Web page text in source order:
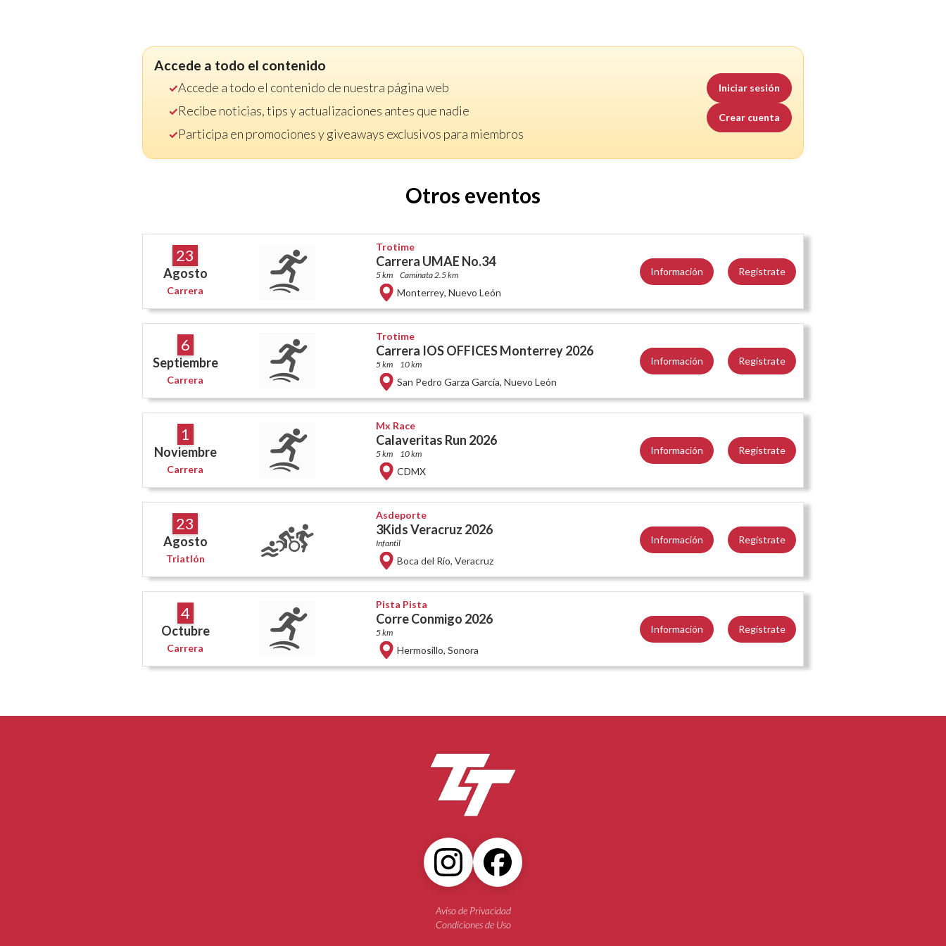
Accede a todo el contenido
Accede a todo el contenido de nuestra página web
Recibe noticias, tips y actualizaciones antes que nadie
Participa en promociones y giveaways exclusivos para miembros
Iniciar sesión
Crear cuenta
Otros eventos
23
Agosto
Carrera
Trotime
Carrera UMAE No.34
5 km Caminata 2.5 km
Monterrey, Nuevo León
Información Regístrate
6
Septiembre
Carrera
Trotime
Carrera IOS OFFICES Monterrey 2026
5 km 10 km
San Pedro Garza García, Nuevo León
Información Regístrate
1
Noviembre
Carrera
Mx Race
Calaveritas Run 2026
5 km 10 km
CDMX
Información Regístrate
23
Agosto
Triatlón
Asdeporte
3Kids Veracruz 2026
Infantil
Boca del Río, Veracruz
Información Regístrate
4
Octubre
Carrera
Pista Pista
Corre Conmigo 2026
5 km
Hermosillo, Sonora
Información Regístrate
Aviso de Privacidad
Condiciones de Uso